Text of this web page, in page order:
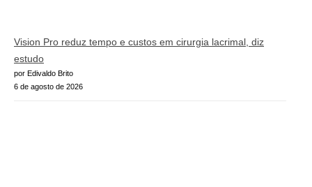
Vision Pro reduz tempo e custos em cirurgia lacrimal, diz
estudo
por Edivaldo Brito
6 de agosto de 2026